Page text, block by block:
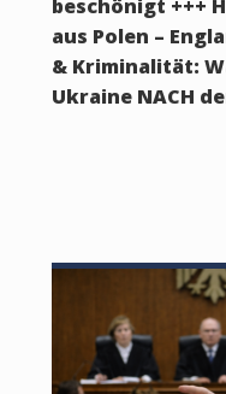
beschönigt +++
aus Polen –
& Kriminalität:
Ukraine NACH